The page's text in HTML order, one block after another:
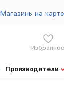
Магазины на карте
Избранное
Производители